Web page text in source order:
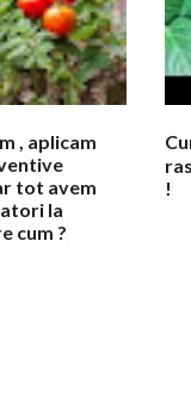
, aplicam
tot avem
la
cum ?
!